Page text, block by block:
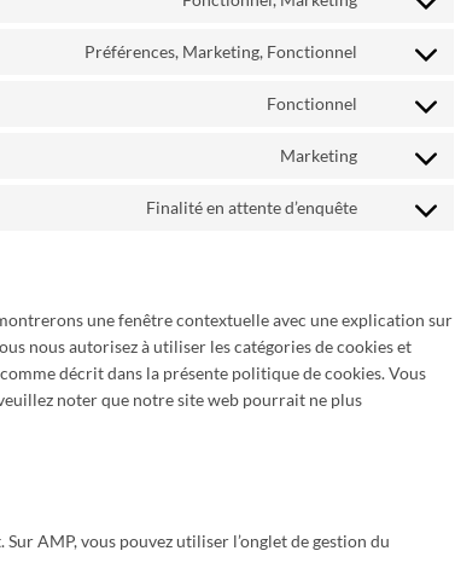
service
Consent
service
Préférences, Marketing, Fonctionnel
Consent
service
Fonctionnel
Consent
service
Marketing
Consent
service
Finalité en attente d’enquête
Consent
une fenêtre contextuelle avec une explication sur
nous autorisez à utiliser les catégories de cookies et
décrit dans la présente politique de cookies. Vous
noter que notre site web pourrait ne plus
AMP, vous pouvez utiliser l’onglet de gestion du